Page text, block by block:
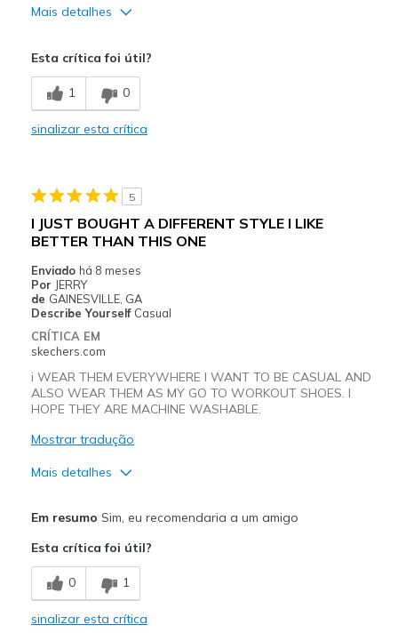
Mais detalhes
Contras
mediums tooo narrow for most men
Casual Wear
Width Feels too narrow
Esta crítica foi útil?
1 0
sinalizar esta crítica
5
I JUST BOUGHT A DIFFERENT STYLE I LIKE
BETTER THAN THIS ONE
Enviado há 8 meses
Por JERRY
de GAINESVILLE, GA
Describe Yourself Casual
CRÍTICA EM
skechers.com
i WEAR THEM EVERYWHERE I WANT TO BE CASUAL AND
ALSO WEAR THEM AS MY GO TO WORKOUT SHOES. I
HOPE THEY ARE MACHINE WASHABLE.
Mostrar tradução
Mais detalhes
Breathe Well
Comfortable
Em resumo Sim, eu recomendaria a um amigo
Esta crítica foi útil?
0 1
sinalizar esta crítica